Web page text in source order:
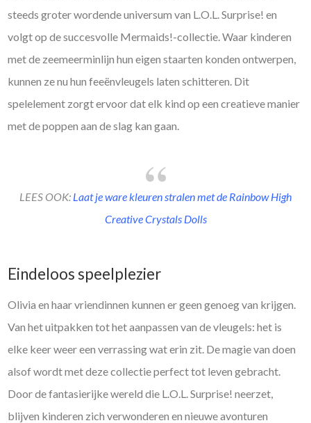
steeds groter wordende universum van L.O.L. Surprise! en
volgt op de succesvolle Mermaids!-collectie. Waar kinderen
met de zeemeerminlijn hun eigen staarten konden ontwerpen,
kunnen ze nu hun feeënvleugels laten schitteren. Dit
spelelement zorgt ervoor dat elk kind op een creatieve manier
met de poppen aan de slag kan gaan.
LEES OOK: Laat je ware kleuren stralen met de Rainbow High
Creative Crystals Dolls
Eindeloos speelplezier
Olivia en haar vriendinnen kunnen er geen genoeg van krijgen.
Van het uitpakken tot het aanpassen van de vleugels: het is
elke keer weer een verrassing wat erin zit. De magie van doen
alsof wordt met deze collectie perfect tot leven gebracht.
Door de fantasierijke wereld die L.O.L. Surprise! neerzet,
blijven kinderen zich verwonderen en nieuwe avonturen